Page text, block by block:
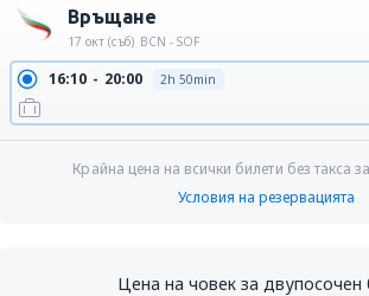
Връщане
17 окт (съб) BCN - SOF
16:10 20:00 2h 50min
Крайна цена на всички билети без такса
Условия на резервацията
Цена на човек за двупосочен